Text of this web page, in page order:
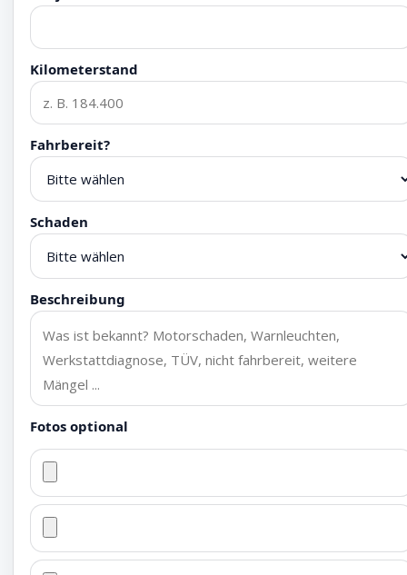
Kilometerstand
Fahrbereit?
Schaden
Beschreibung
Fotos optional